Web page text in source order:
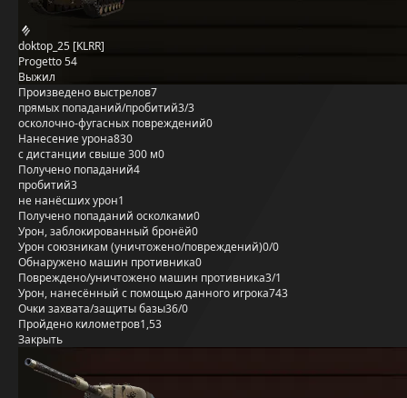
doktop_25 [KLRR]
Progetto 54
Выжил
Произведено выстрелов7
прямых попаданий/пробитий3/3
осколочно-фугасных повреждений0
Нанесение урона830
с дистанции свыше 300 м0
Получено попаданий4
пробитий3
не нанёсших урон1
Получено попаданий осколками0
Урон, заблокированный бронёй0
Урон союзникам (уничтожено/повреждений)0/0
Обнаружено машин противника0
Повреждено/уничтожено машин противника3/1
Урон, нанесённый с помощью данного игрока743
Очки захвата/защиты базы36/0
Пройдено километров1,53
Закрыть